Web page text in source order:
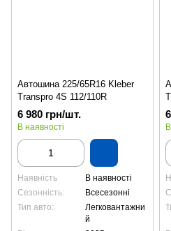
Автошина 225/65R16 Kleber
Transpro 4S 112/110R
6 980 грн/шт.
В наявності
Наявність
В наявності
Сезонність:
Всесезонні
Тип авто:
Легковантажни
й